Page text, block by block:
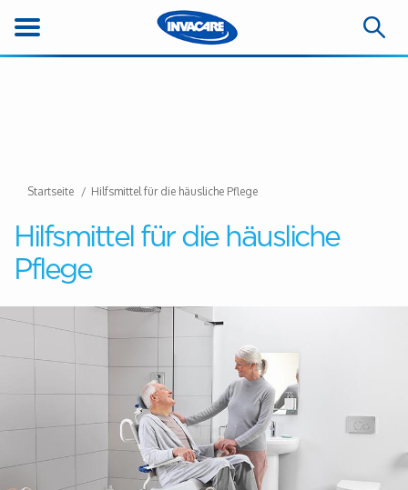
Startseite Hilfsmittel für die häusliche Pflege
Hilfsmittel für die häusliche
Pflege